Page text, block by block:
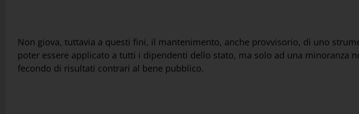
Non giova, tuttavia a questi fini, il mantenimento, anche provvisorio, di uno
poter essere applicato a tutti i dipendenti dello stato, ma solo ad una minoranza
fecondo di risultati contrari al bene pubblico.